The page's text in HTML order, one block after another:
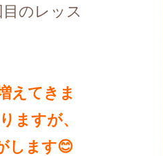
のレッス
えてきま
ますが、
します😊